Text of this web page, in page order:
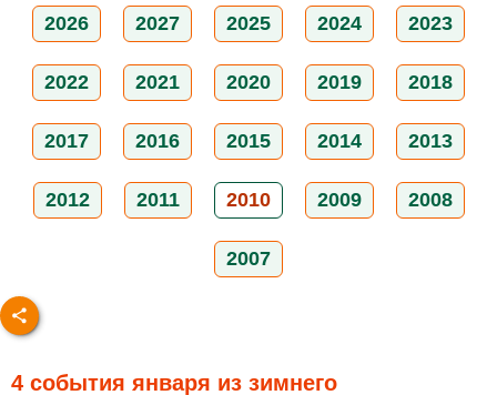
2026 2027 2025 2024 2023
2022 2021 2020 2019 2018
2017 2016 2015 2014 2013
2012 2011 2010 2009 2008
2007
4 события января из зимнего